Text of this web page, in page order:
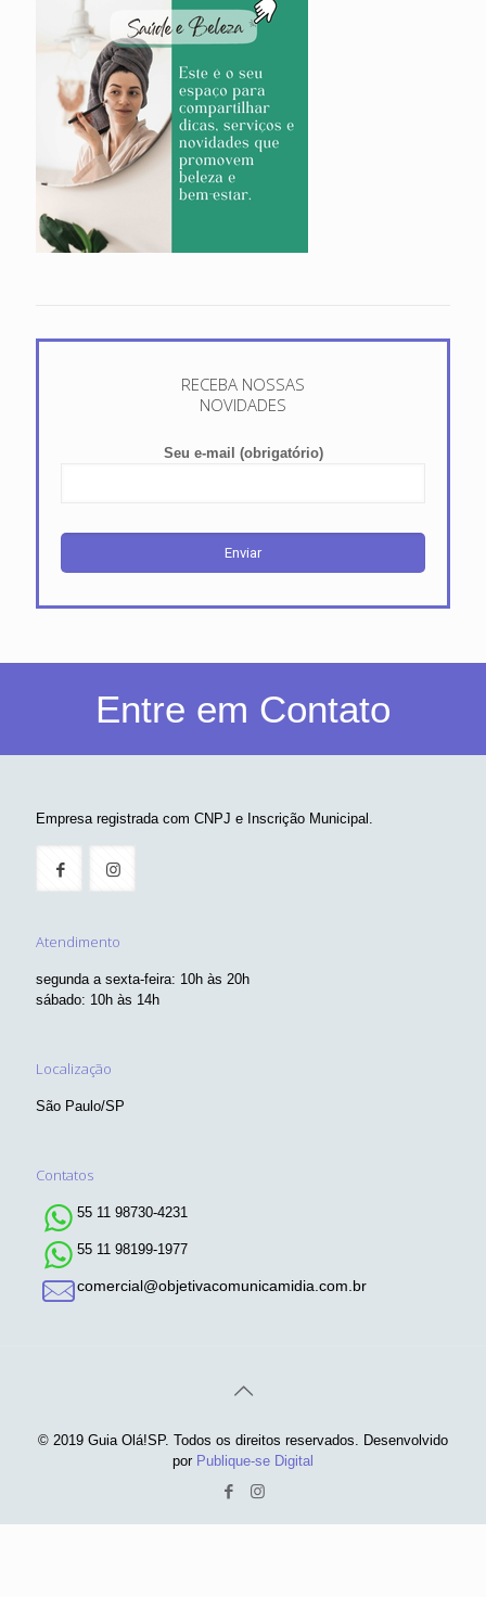
RECEBA NOSSAS
NOVIDADES
Seu e-mail (obrigatório)
Entre em Contato
Empresa registrada com CNPJ e Inscrição Municipal.
Atendimento
segunda a sexta-feira: 10h às 20h
sábado: 10h às 14h
Localização
São Paulo/SP
Contatos
55 11 98730-4231
55 11 98199-1977
comercial@objetivacomunicamidia.com.br
© 2019 Guia Olá!SP. Todos os direitos reservados. Desenvolvido
por Publique-se Digital